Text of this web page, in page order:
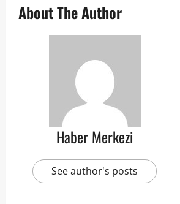
About The Author
Haber Merkezi
See author's posts